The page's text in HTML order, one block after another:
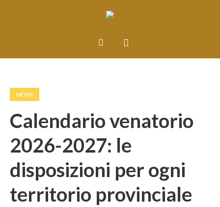
NEWS
Calendario venatorio
2026-2027: le
disposizioni per ogni
territorio provinciale